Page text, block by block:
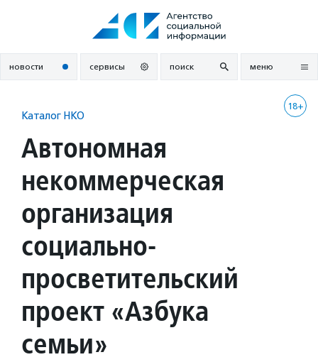
новости сервисы поиск меню
18+
Каталог НКО
Автономная
некоммерческая
организация
социально-
просветительский
проект «Азбука
семьи»